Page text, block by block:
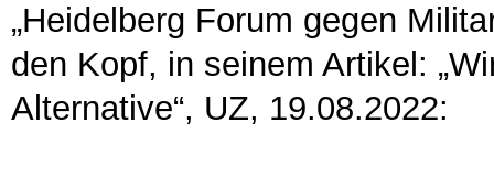
„Heidelberg Forum gegen
den Kopf, in seinem Artikel:
Alternative“, UZ, 19.08.2022: